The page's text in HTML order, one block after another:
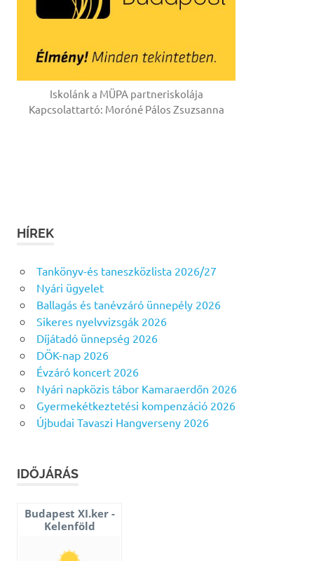
Iskolánk a MÜPA partneriskolája
Kapcsolattartó: Moróné Pálos Zsuzsanna
HÍREK
Tankönyv-és taneszközlista 2026/27
Nyári ügyelet
Ballagás és tanévzáró ünnepély 2026
Sikeres nyelvvizsgák 2026
Díjátadó ünnepség 2026
DÖK-nap 2026
Évzáró koncert 2026
Nyári napközis tábor Kamaraerdőn 2026
Gyermekétkeztetési kompenzáció 2026
Újbudai Tavaszi Hangverseny 2026
IDŐJÁRÁS